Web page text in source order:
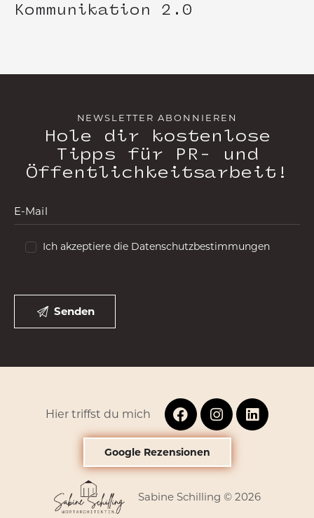
Kommunikation 2.0
NEWSLETTER ABONNIEREN
Hole dir kostenlose
Tipps für PR- und
Öffentlichkeitsarbeit!
Ich akzeptiere die Datenschutzbestimmungen
Sabine Schilling © 2026
Hier triffst du mich
Google Rezensionen